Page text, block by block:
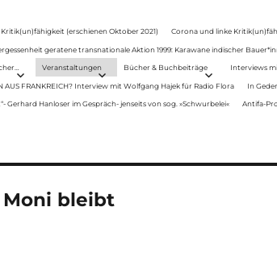
(erschienen Oktober 2021) Corona und linke
geratene transnationale Aktion 1999: Karawane indischer
Veranstaltungen Bücher & Buchbeiträge Interviews
AUS FRANKREICH? Interview mit Wolfgang Hajek für Radio Flora In
Gerhard Hanloser im Gespräch- jenseits von sog. »Schwurbelei« Antifa-
Moni bleibt